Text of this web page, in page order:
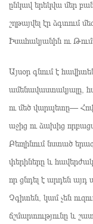
ընկավ երեկվա մեր
շղթայվել էր ձգտում
Իսահակյանին ու
Այսօր գնում է
ամենավաստակյալը,
ու մեծ վարպետը—
աջից ու ձախից
Բեռլինում նստած
փերիները և
որ ցնդել է արդեն
Չգիտեն, կամ չեն
ճշմարտությունը և